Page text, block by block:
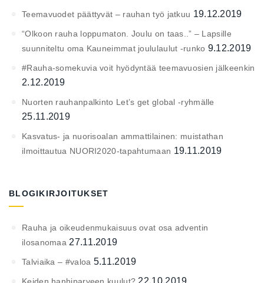
Teemavuodet päättyvät – rauhan työ jatkuu 19.12.2019
“Olkoon rauha loppumaton. Joulu on taas..” – Lapsille
suunniteltu oma Kauneimmat joululaulut -runko 9.12.2019
#Rauha-somekuvia voit hyödyntää teemavuosien jälkeenkin
2.12.2019
Nuorten rauhanpalkinto Let’s get global -ryhmälle
25.11.2019
Kasvatus- ja nuorisoalan ammattilainen: muistathan
ilmoittautua NUORI2020-tapahtumaan 19.11.2019
BLOGIKIRJOITUKSET
Rauha ja oikeudenmukaisuus ovat osa adventin
ilosanomaa 27.11.2019
Talviaika – #valoa 5.11.2019